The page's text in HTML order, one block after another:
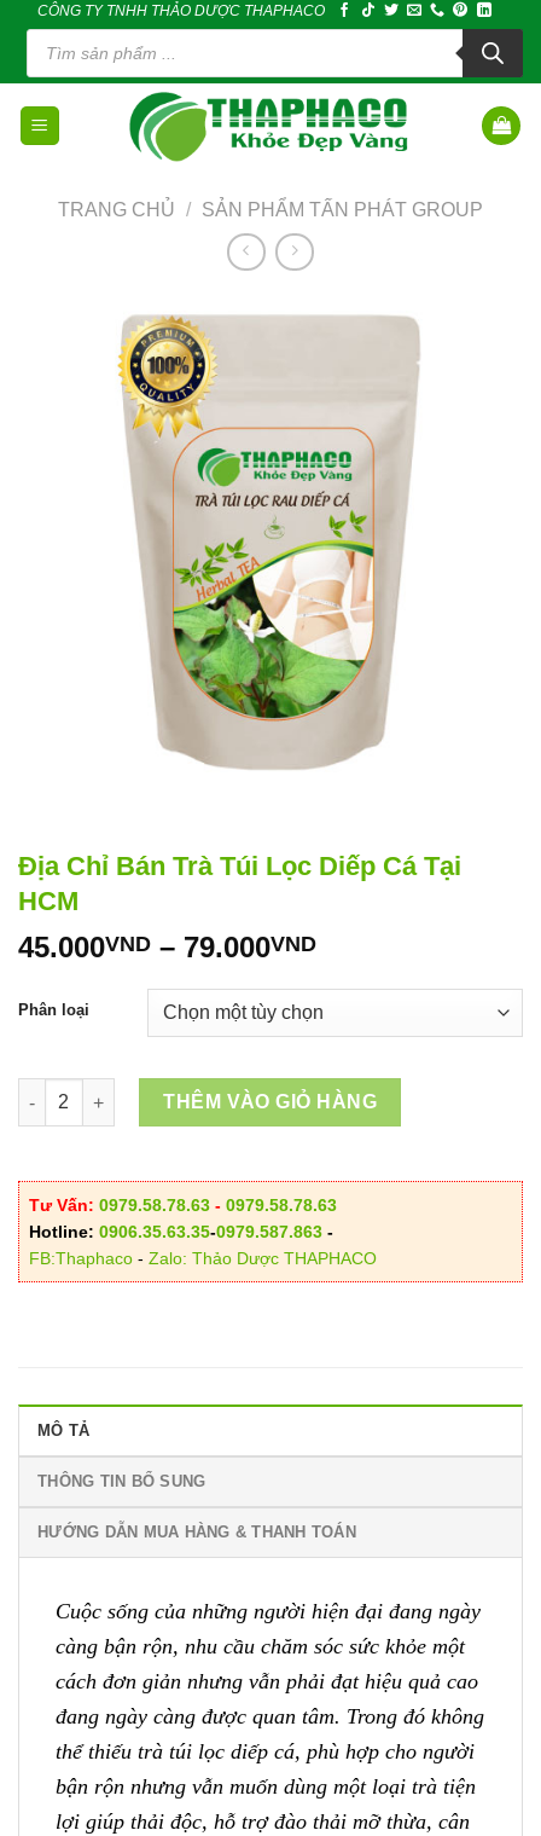
content
CÔNG TY TNHH THẢO DƯỢC THAPHACO
Tìm
kiếm
phẩm
TRANG CHỦ / SẢN PHẨM TẤN PHÁT GROUP
Địa Chỉ Bán Trà Túi Lọc Diếp Cá Tại
HCM
45.000VND – 79.000VNDKhoảng
từ
45.000VND
79.000VND
Phân loại
Địa Chỉ Bán Trà Túi Lọc Diếp Cá Tại HCM số lượng
THÊM VÀO GIỎ HÀNG
Tư Vấn: 0979.58.78.63 - 0979.58.78.63
Hotline: 0906.35.63.35-0979.587.863 -
FB:Thaphaco - Zalo: Thảo Dược THAPHACO
MÔ TẢ
THÔNG TIN BỔ SUNG
HƯỚNG DẪN MUA HÀNG & THANH TOÁN
Cuộc sống của những người hiện đại đang ngày
càng bận rộn, nhu cầu chăm sóc sức khỏe một
cách đơn giản nhưng vẫn phải đạt hiệu quả cao
đang ngày càng được quan tâm. Trong đó không
thể thiếu trà túi lọc diếp cá, phù hợp cho người
bận rộn nhưng vẫn muốn dùng một loại trà tiện
lợi giúp thải độc, hỗ trợ đào thải mỡ thừa, cân